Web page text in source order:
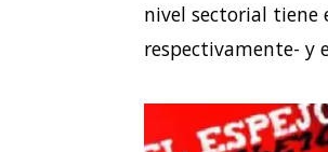
nivel sectorial tiene
respectivamente- y